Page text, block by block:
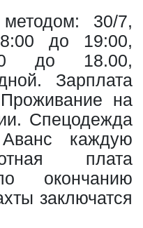
30/7,
до 19:00,
до 18.00,
Зарплата
на
Спецодежда
Аванс каждую
плата
окончанию
заключатся